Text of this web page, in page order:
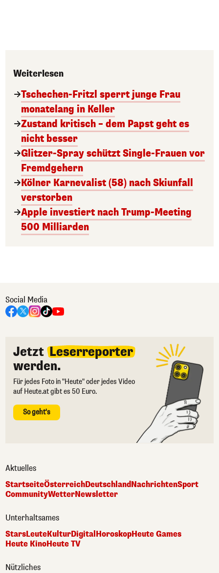
Weiterlesen
Tschechen-Fritzl sperrt junge Frau
monatelang in Keller
Zustand kritisch – dem Papst geht es
nicht besser
Glitzer-Spray schützt Single-Frauen vor
Fremdgehern
Kölner Karnevalist (58) nach Skiunfall
verstorben
Apple investiert nach Trump-Meeting
500 Milliarden
Social Media
Jetzt Leserreporter
werden.
Für jedes Foto in "Heute" oder jedes Video
auf Heute.at gibt es 50 Euro.
So geht's
Aktuelles
StartseiteÖsterreichDeutschlandNachrichtenSport
CommunityWetterNewsletter
Unterhaltsames
StarsLeuteKulturDigitalHoroskopHeute Games
Heute KinoHeute TV
Nützliches